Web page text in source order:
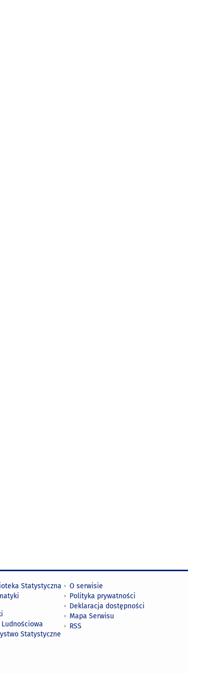
Statystyczna
Ludnościowa
Statystyczne
O serwisie
Polityka prywatności
Deklaracja dostępności
Mapa Serwisu
RSS